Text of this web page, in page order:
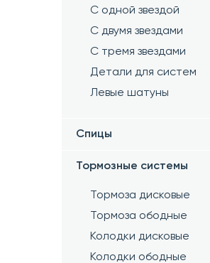
С одной звездой
С двумя звездами
С тремя звездами
Детали для систем
Левые шатуны
Спицы
Тормозные системы
Тормоза дисковые
Тормоза ободные
Колодки дисковые
Колодки ободные